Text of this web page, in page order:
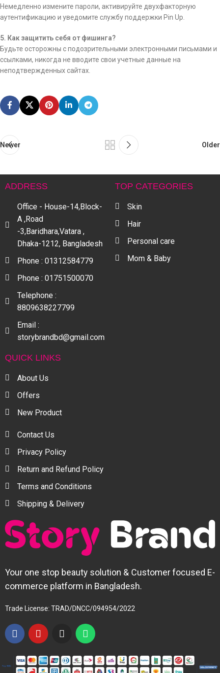
Немедленно измените пароли, активируйте двухфакторную
аутентификацию и уведомите службу поддержки Pin Up.
5. Как защитить себя от фишинга?
Будьте осторожны с подозрительными электронными письмами и
ссылками, никогда не вводите свои учетные данные на
неподтвержденных сайтах.
Newer Older
ADDRESS
Office - House-14,Block-
A ,Road
-3,Baridhara,Vatara ,
Dhaka-1212, Bangladesh
Phone : 01312584779
Phone : 01751500070
Telephone :
8809638227799
Email :
storybrandbd@gmail.com
TOP CATEGORIES
Skin
Hair
Personal care
Mom & Baby
QUICK LINKS
About Us
Offers
New Product
Contact Us
Privacy Policy
Return and Refund Policy
Terms and Conditions
Shipping & Delivery
Your one stop beauty solution & Customer focused E-
commerce platform in Bangladesh.
Trade License: TRAD/DNCC/094954/2022